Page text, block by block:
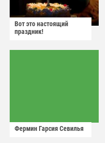
Вот это настоящий
праздник!
Фермин Гарсия Севилья